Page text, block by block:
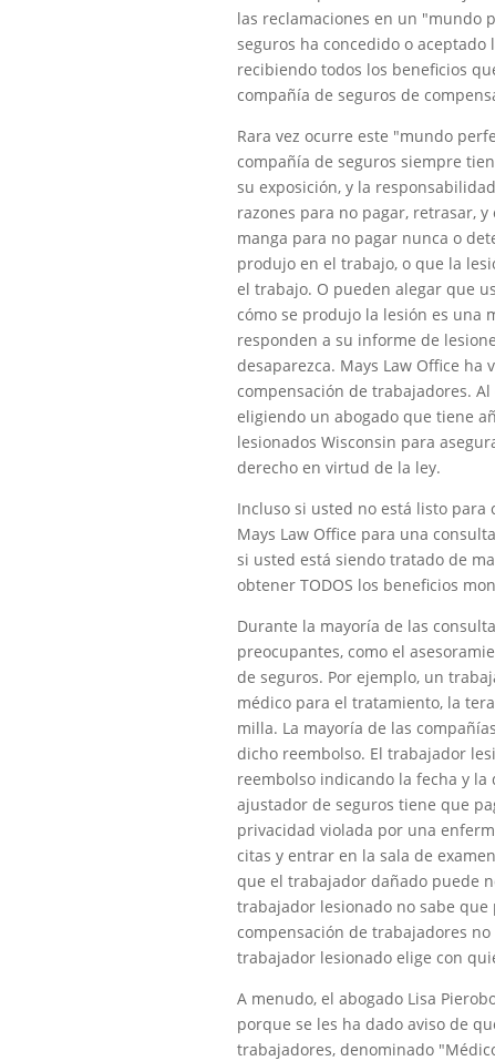
las reclamaciones en un "mundo
seguros ha concedido o
recibiendo todos los beneficios
compañía de seguros de
Rara vez ocurre este "mundo
compañía de seguros siempre
su exposición, y la
razones para no pagar, retrasar,
manga para no pagar nunca o
produjo en el trabajo, o que la
el trabajo. O pueden alegar que
cómo se produjo la lesión es una
responden a su informe de
desaparezca. Mays Law Office ha
compensación de trabajadores.
eligiendo un abogado que tiene
lesionados Wisconsin para
derecho en virtud de la ley.
Incluso si usted no está listo para
Mays Law Office para una
si usted está siendo tratado de
obtener TODOS los beneficios
Durante la mayoría de las
preocupantes, como el
de seguros. Por ejemplo, un
médico para el tratamiento, la
milla. La mayoría de las
dicho reembolso. El trabajador
reembolso indicando la fecha y
ajustador de seguros tiene que
privacidad violada por una
citas y entrar en la sala de
que el trabajador dañado puede
trabajador lesionado no sabe
compensación de trabajadores
trabajador lesionado elige con
A menudo, el abogado Lisa
porque se les ha dado aviso de
trabajadores, denominado